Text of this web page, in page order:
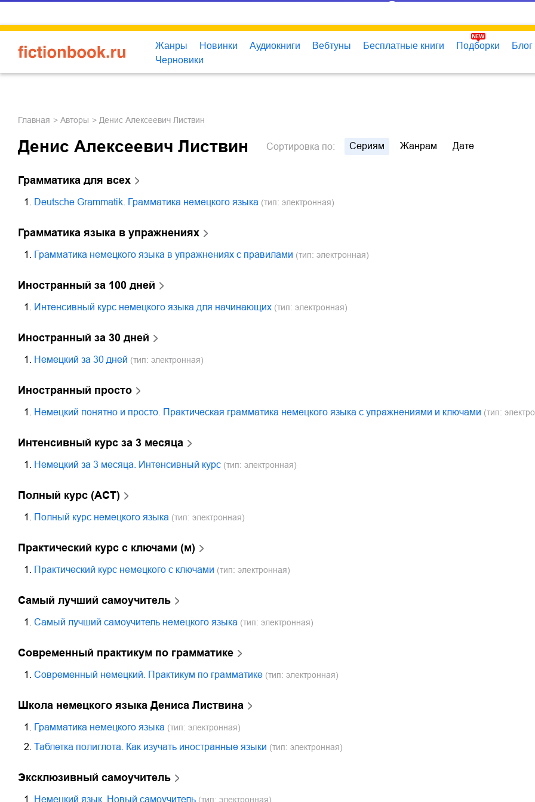
Жанры Новинки Аудиокниги Вебтуны Бесплатные книги Подборки Блог
Черновики
Главная Авторы Денис Алексеевич Листвин
Денис Алексеевич Листвин Сортировка по: Сериям Жанрам Дате
Грамматика для всех
1. Deutsche Grammatik. Грамматика немецкого языка (тип: электронная)
Грамматика языка в упражнениях
1. Грамматика немецкого языка в упражнениях с правилами (тип: электронная)
Иностранный за 100 дней
1. Интенсивный курс немецкого языка для начинающих (тип: электронная)
Иностранный за 30 дней
1. Немецкий за 30 дней (тип: электронная)
Иностранный просто
1. Немецкий понятно и просто. Практическая грамматика немецкого языка с упражнениями и ключами (тип:
Интенсивный курс за 3 месяца
1. Немецкий за 3 месяца. Интенсивный курс (тип: электронная)
Полный курс (АСТ)
1. Полный курс немецкого языка (тип: электронная)
Практический курс с ключами (м)
1. Практический курс немецкого с ключами (тип: электронная)
Самый лучший самоучитель
1. Самый лучший самоучитель немецкого языка (тип: электронная)
Современный практикум по грамматике
1. Современный немецкий. Практикум по грамматике (тип: электронная)
Школа немецкого языка Дениса Листвина
1. Грамматика немецкого языка (тип: электронная)
2. Таблетка полиглота. Как изучать иностранные языки (тип: электронная)
Эксклюзивный самоучитель
1. Немецкий язык. Новый самоучитель (тип: электронная)